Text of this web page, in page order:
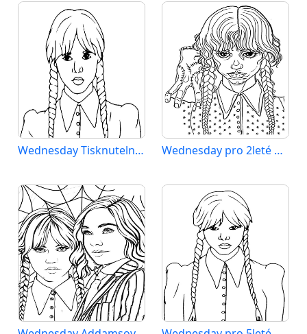
Wednesday Tisknutelný Zdarma Wednesday pro 2leté Děti